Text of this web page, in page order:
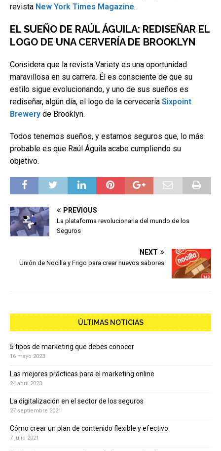
revista New York Times Magazine.
EL SUEÑO DE RAÚL ÁGUILA: REDISEÑAR EL
LOGO DE UNA CERVERÍA DE BROOKLYN
Considera que la revista Variety es una oportunidad
maravillosa en su carrera. Él es consciente de que su
estilo sigue evolucionando, y uno de sus sueños es
rediseñar, algún día, el logo de la cervecería Sixpoint
Brewery de Brooklyn.
Todos tenemos sueños, y estamos seguros que, lo más
probable es que Raúl Águila acabe cumpliendo su
objetivo.
PREVIOUS
La plataforma revolucionaria del mundo de los
Seguros
NEXT
Unión de Nocilla y Frigo para crear nuevos sabores
ÚLTIMAS NOTICIAS
5 tipos de marketing que debes conocer
16 mayo 2023
Las mejores prácticas para el marketing online
24 abril 2023
La digitalización en el sector de los seguros
27 septiembre 2021
Cómo crear un plan de contenido flexible y efectivo
7 julio 2021